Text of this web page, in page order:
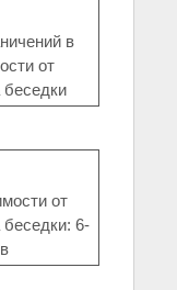
в
от
беседки
от
беседки: 6-